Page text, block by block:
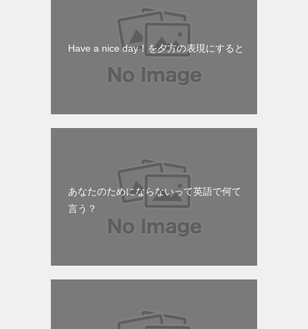
Have a nice day！を夕方の表現にすると
あなたのためにならないって英語で何て
言う？